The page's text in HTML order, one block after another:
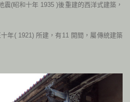
震(昭和十年 1935)後重建的西洋式建築，
年( 1921) 所建，有 11 開間，屬傳統建築